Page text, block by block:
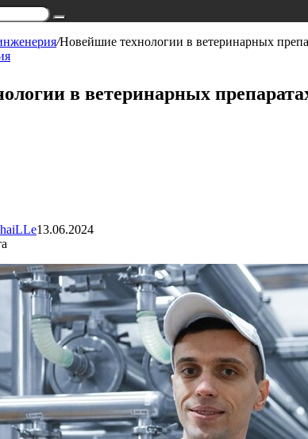
Поиск...
/Новейшие технологии в ветеринарных
в ветеринарных
13.06.2024